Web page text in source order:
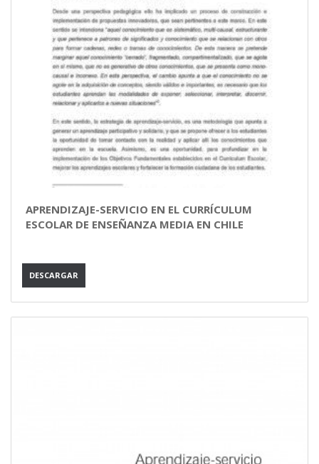
APRENDIZAJE-SERVICIO EN EL CURRÍCULUM
ESCOLAR DE ENSEÑANZA MEDIA EN CHILE
DESCARGAR